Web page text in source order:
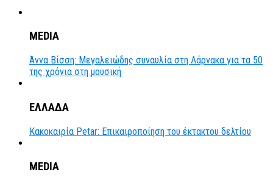
MEDIA
Άννα Βίσση: Μεγαλειώδης συναυλία στη Λάρνακα για τα 50
της χρόνια στη μουσική
ΕΛΛΑΔΑ
Κακοκαιρία Petar: Επικαιροποίηση του έκτακτου δελτίου
MEDIA